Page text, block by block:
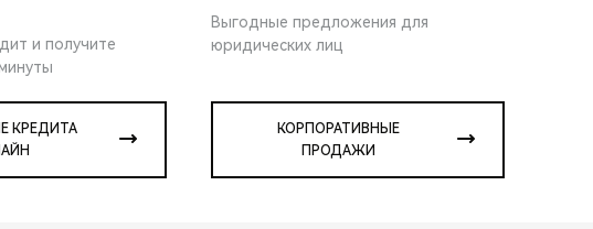
и получите
КРЕДИТА
Выгодные предложения для
юридических лиц
КОРПОРАТИВНЫЕ
ПРОДАЖИ